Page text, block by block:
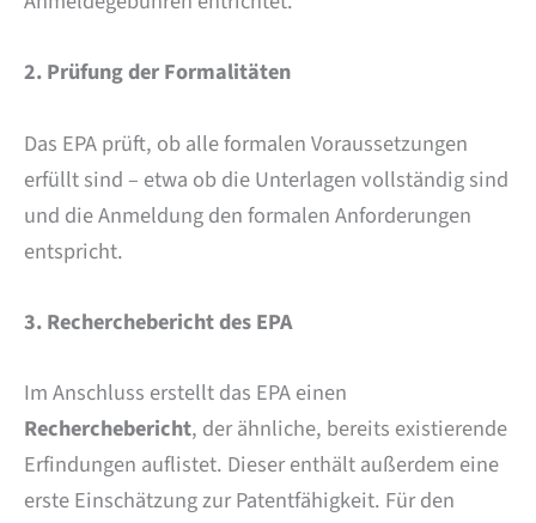
2. Prüfung der Formalitäten
Das EPA prüft, ob alle formalen Voraussetzungen
erfüllt sind – etwa ob die Unterlagen vollständig sind
und die Anmeldung den formalen Anforderungen
entspricht.
3. Recherchebericht des EPA
Im Anschluss erstellt das EPA einen
Recherchebericht, der ähnliche, bereits existierende
Erfindungen auflistet. Dieser enthält außerdem eine
erste Einschätzung zur Patentfähigkeit. Für den